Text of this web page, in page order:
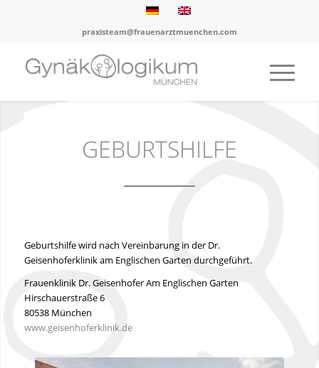
praxisteam@frauenarztmuenchen.com
GEBURTSHILFE
Geburtshilfe wird nach Vereinbarung in der Dr.
Geisenhoferklinik am Englischen Garten durchgeführt.
Frauenklinik Dr. Geisenhofer Am Englischen Garten
Hirschauerstraße 6
80538 München
www.geisenhoferklinik.de